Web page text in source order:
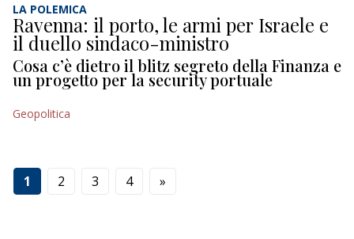
LA POLEMICA
Ravenna: il porto, le armi per Israele e
il duello sindaco-ministro
Cosa c’è dietro il blitz segreto della Finanza e
un progetto per la security portuale
Geopolitica
1 2 3 4 »